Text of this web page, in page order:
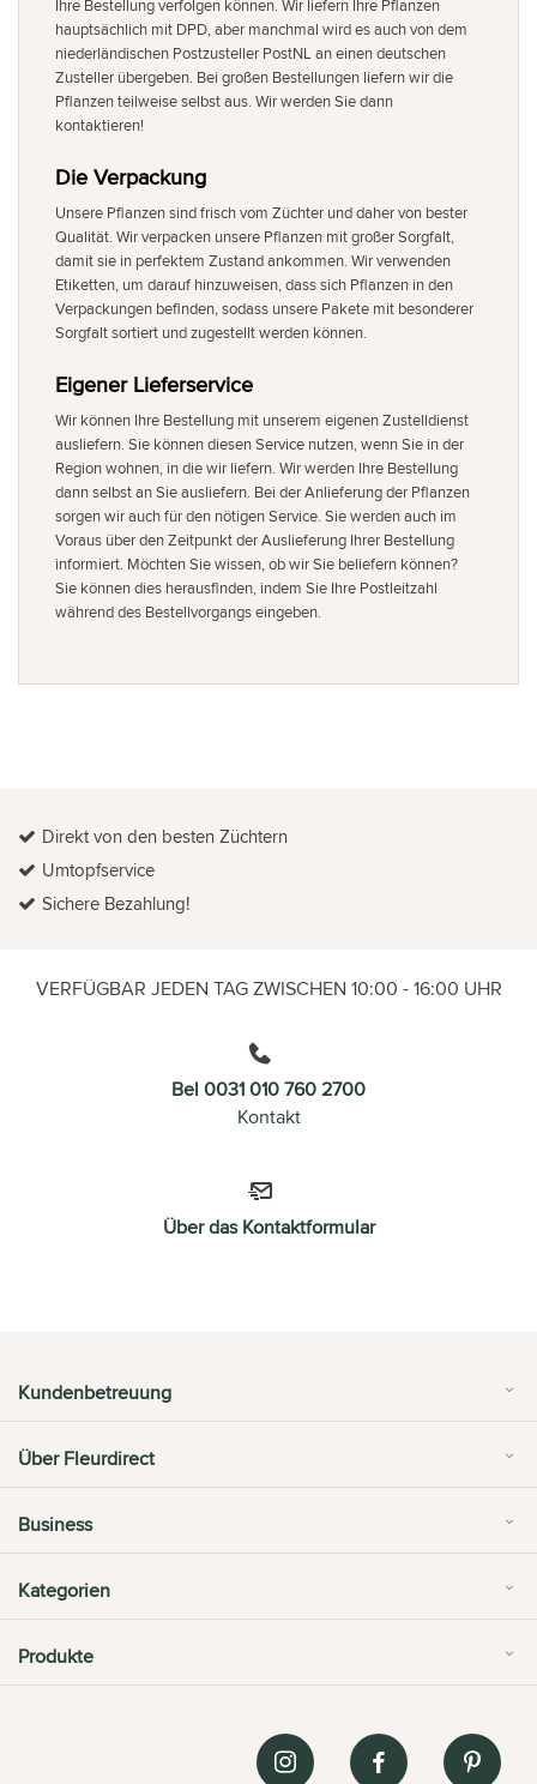
hauptsächlich mit DPD, aber manchmal wird es auch von dem
niederländischen Postzusteller PostNL an einen deutschen
Zusteller übergeben. Bei großen Bestellungen liefern wir die
Pflanzen teilweise selbst aus. Wir werden Sie dann
kontaktieren!
Die Verpackung
Unsere Pflanzen sind frisch vom Züchter und daher von bester
Qualität. Wir verpacken unsere Pflanzen mit großer Sorgfalt,
damit sie in perfektem Zustand ankommen. Wir verwenden
Etiketten, um darauf hinzuweisen, dass sich Pflanzen in den
Verpackungen befinden, sodass unsere Pakete mit besonderer
Sorgfalt sortiert und zugestellt werden können.
Eigener Lieferservice
Wir können Ihre Bestellung mit unserem eigenen Zustelldienst
ausliefern. Sie können diesen Service nutzen, wenn Sie in der
Region wohnen, in die wir liefern. Wir werden Ihre Bestellung
dann selbst an Sie ausliefern. Bei der Anlieferung der Pflanzen
sorgen wir auch für den nötigen Service. Sie werden auch im
Voraus über den Zeitpunkt der Auslieferung Ihrer Bestellung
informiert. Möchten Sie wissen, ob wir Sie beliefern können?
Sie können dies herausfinden, indem Sie Ihre Postleitzahl
während des Bestellvorgangs eingeben.
Direkt von den besten Züchtern
Umtopfservice
Sichere Bezahlung!
VERFÜGBAR JEDEN TAG ZWISCHEN 10:00 - 16:00 UHR
Bel 0031 010 760 2700
Kontakt
Über das Kontaktformular
Kundenbetreuung
Über Fleurdirect
Business
Kategorien
Produkte